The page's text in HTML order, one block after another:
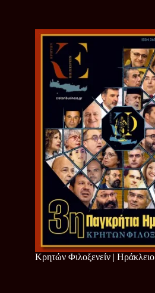
Κρητών Φιλοξενείν | Ηράκλειο